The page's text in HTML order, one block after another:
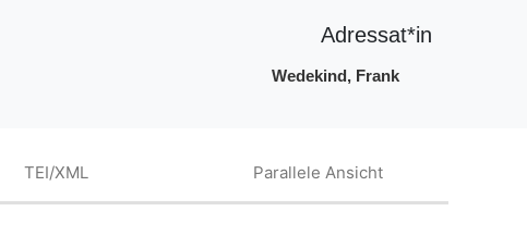
Adressat*in
Wedekind, Frank
TEI/XML Parallele Ansicht